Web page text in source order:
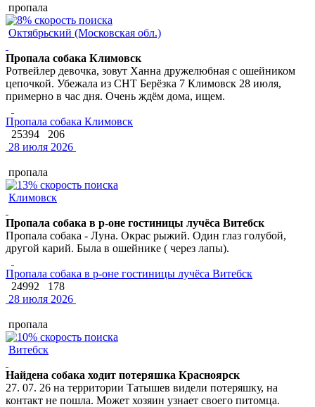
пропала
Октябрьский (Московская обл.)
Пропала собака Климовск
Ротвейлер девочка, зовут Ханна дружелюбная с ошейником
цепочкой. Убежала из СНТ Берёзка 7 Климовск 28 июля,
примерно в час дня. Очень ждём дома, ищем.
Пропала собака Климовск
25394
206
28 июля 2026
пропала
Климовск
Пропала собака в р-оне гостиницы лучёса Витебск
Пропала собака - Луна. Окрас рыжий. Один глаз голубой,
другой карий. Была в ошейнике ( через лапы).
Пропала собака в р-оне гостиницы лучёса Витебск
24992
178
28 июля 2026
пропала
Витебск
Найдена собака ходит потеряшка Красноярск
27. 07. 26 на территории Татышев видели потеряшку, на
контакт не пошла. Может хозяин узнает своего питомца.